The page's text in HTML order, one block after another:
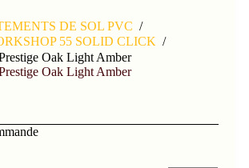
DE SOL PVC /
55 SOLID CLICK /
Oak Light Amber
Oak Light Amber